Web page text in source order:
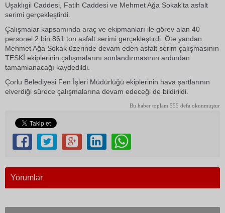
Uşaklıgil Caddesi, Fatih Caddesi ve Mehmet Ağa Sokak'ta asfalt
serimi gerçekleştirdi.
Çalışmalar kapsamında araç ve ekipmanları ile görev alan 40
personel 2 bin 861 ton asfalt serimi gerçekleştirdi. Öte yandan
Mehmet Ağa Sokak üzerinde devam eden asfalt serim çalışmasının
TESKİ ekiplerinin çalışmalarını sonlandırmasının ardından
tamamlanacağı kaydedildi.
Çorlu Belediyesi Fen İşleri Müdürlüğü ekiplerinin hava şartlarının
elverdiği sürece çalışmalarına devam edeceği de bildirildi.
Bu haber toplam 555 defa okunmuştur
Yorumlar